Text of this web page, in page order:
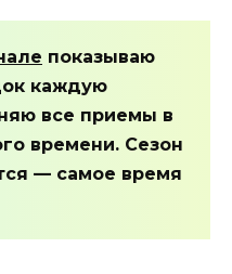
показываю
каждую
все приемы в
времени. Сезон
— самое время